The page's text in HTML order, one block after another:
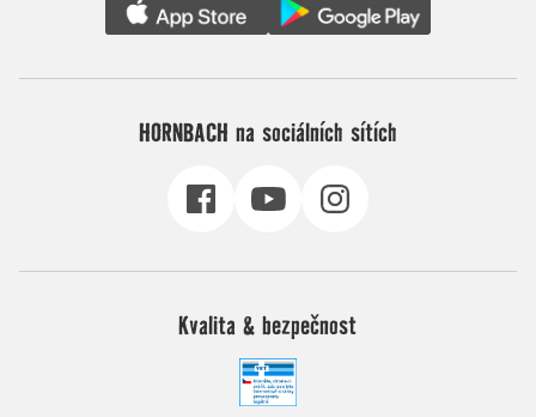
HORNBACH na sociálních sítích
Kvalita & bezpečnost